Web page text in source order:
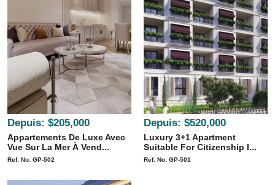
Depuis: $205,000
Appartements De Luxe Avec
Vue Sur La Mer À Vend...
Ref. No: GP-502
Depuis: $520,000
Luxury 3+1 Apartment
Suitable For Citizenship I...
Ref. No: GP-501